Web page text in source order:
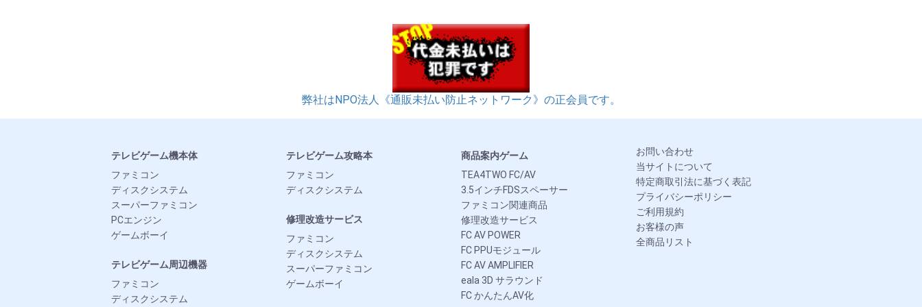
弊社はNPO法人《通販未払い防止ネットワーク》の正会員です。
テレビゲーム機本体
ファミコン
ディスクシステム
スーパーファミコン
PCエンジン
ゲームボーイ
テレビゲーム周辺機器
ファミコン
ディスクシステム
テレビゲーム攻略本
ファミコン
ディスクシステム
修理改造サービス
ファミコン
ディスクシステム
スーパーファミコン
ゲームボーイ
商品案内ゲーム
TEA4TWO FC/AV
3.5インチFDSスペーサー
ファミコン関連商品
修理改造サービス
FC AV POWER
FC PPUモジュール
FC AV AMPLIFIER
eala 3D サラウンド
FC かんたんAV化
お問い合わせ
当サイトについて
特定商取引法に基づく表記
プライバシーポリシー
ご利用規約
お客様の声
全商品リスト